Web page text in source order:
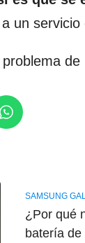
un servicio
SAMSUNG
¿Por qué
batería de